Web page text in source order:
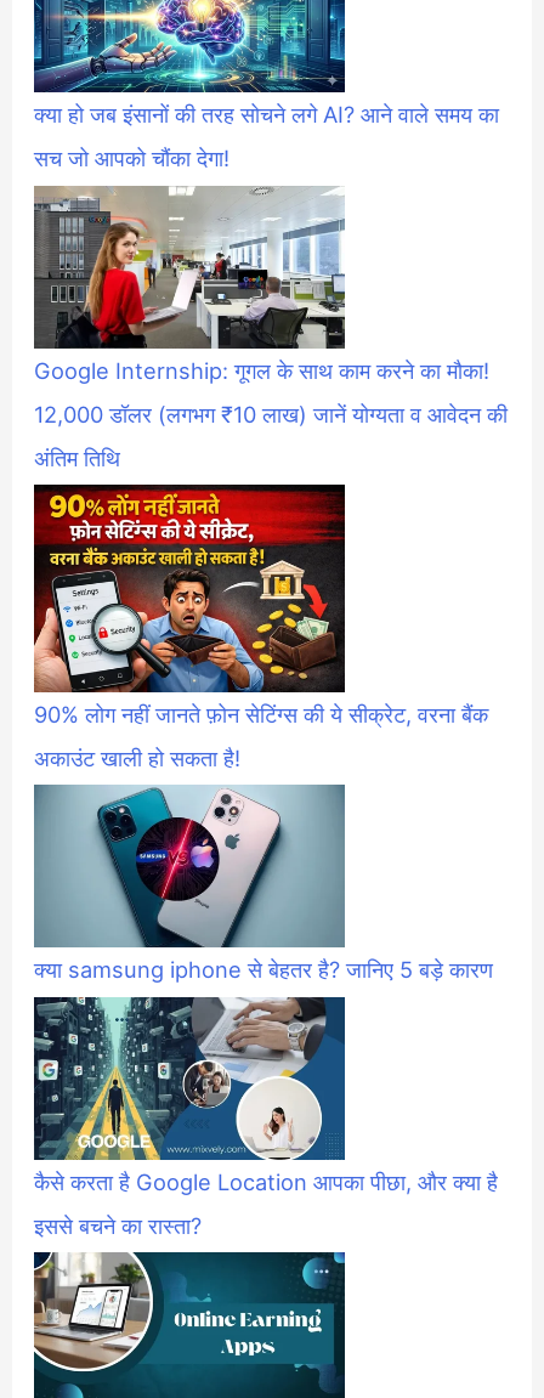
क्या हो जब इंसानों की तरह सोचने लगे AI? आने वाले समय का
सच जो आपको चौंका देगा!
Google Internship: गूगल के साथ काम करने का मौका!
12,000 डॉलर (लगभग ₹10 लाख) जानें योग्यता व आवेदन की
अंतिम तिथि
90% लोग नहीं जानते फ़ोन सेटिंग्स की ये सीक्रेट, वरना बैंक
अकाउंट खाली हो सकता है!
क्या samsung iphone से बेहतर है? जानिए 5 बड़े कारण
कैसे करता है Google Location आपका पीछा, और क्या है
इससे बचने का रास्ता?